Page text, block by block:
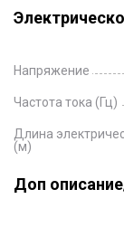
Напряжение
Частота тока (Гц)
Длина
(м)
Доп